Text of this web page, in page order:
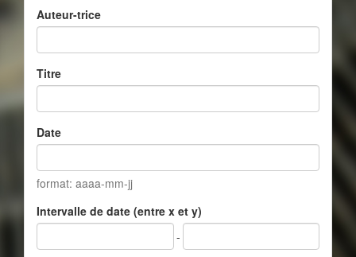
Auteur-trice
Titre
Date
format: aaaa-mm-jj
Intervalle de date (entre x et y)
-